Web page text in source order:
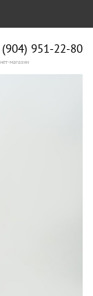
951‑22‑80
магазин